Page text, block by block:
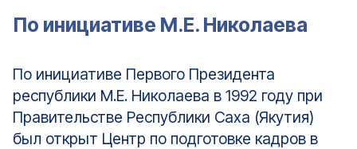
По инициативе М.Е. Николаева
По инициативе Первого Президента
республики М.Е. Николаева в 1992 году при
Правительстве Республики Саха (Якутия)
был открыт Центр по подготовке кадров в